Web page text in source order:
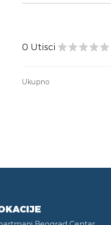
0 Utisci
Ukupno